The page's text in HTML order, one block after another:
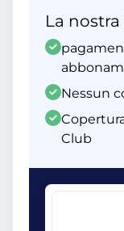
La
Nessun
Club